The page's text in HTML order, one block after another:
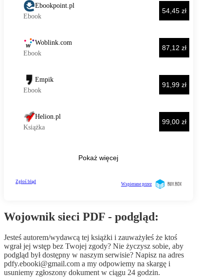
Wojownik sieci PDF - podgląd:
Jesteś autorem/wydawcą tej książki i zauważyłeś że ktoś
wgrał jej wstęp bez Twojej zgody? Nie życzysz sobie, aby
podgląd był dostępny w naszym serwisie? Napisz na adres
pdfy.ebooki@gmail.com a my odpowiemy na skargę i
usuniemy zgłoszony dokument w ciągu 24 godzin.